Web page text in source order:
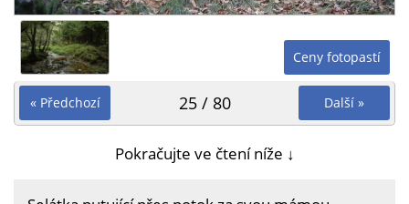
Ceny fotopastí
« Předchozí Další »
25 / 80
Pokračujte ve čtení níže ↓